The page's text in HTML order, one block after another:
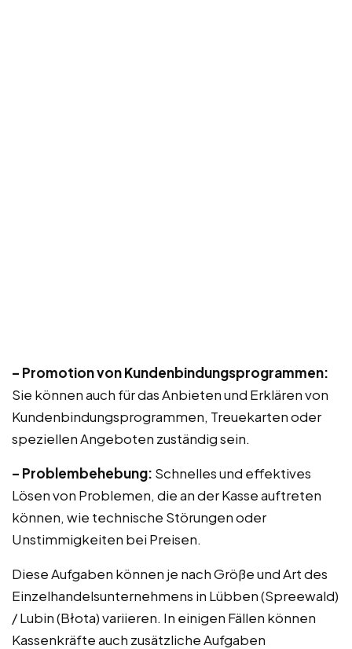
– Promotion von Kundenbindungsprogrammen:
Sie können auch für das Anbieten und Erklären von
Kundenbindungsprogrammen, Treuekarten oder
speziellen Angeboten zuständig sein.
– Problembehebung: Schnelles und effektives
Lösen von Problemen, die an der Kasse auftreten
können, wie technische Störungen oder
Unstimmigkeiten bei Preisen.
Diese Aufgaben können je nach Größe und Art des
Einzelhandelsunternehmens in Lübben (Spreewald)
/ Lubin (Błota) variieren. In einigen Fällen können
Kassenkräfte auch zusätzliche Aufgaben